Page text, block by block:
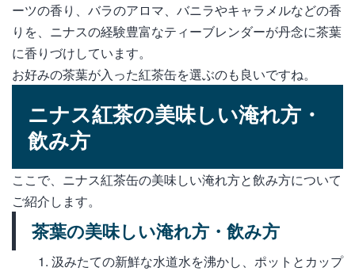
ーツの香り、バラのアロマ、バニラやキャラメルなどの香
りを、ニナスの経験豊富なティーブレンダーが丹念に茶葉
に香りづけしています。
お好みの茶葉が入った紅茶缶を選ぶのも良いですね。
ニナス紅茶の美味しい淹れ方・
飲み方
ここで、ニナス紅茶缶の美味しい淹れ方と飲み方について
ご紹介します。
茶葉の美味しい淹れ方・飲み方
汲みたての新鮮な水道水を沸かし、ポットとカップ